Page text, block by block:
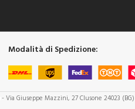
Modalità di Spedizione:
- Via Giuseppe Mazzini, 27 Clusone 24023 (BG)